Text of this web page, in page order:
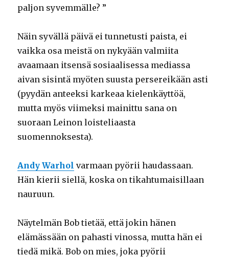
paljon syvemmälle? ”
Näin syvällä päivä ei tunnetusti paista, ei
vaikka osa meistä on nykyään valmiita
avaamaan itsensä sosiaalisessa mediassa
aivan sisintä myöten suusta persereikään asti
(pyydän anteeksi karkeaa kielenkäyttöä,
mutta myös viimeksi mainittu sana on
suoraan Leinon loisteliaasta
suomennoksesta).
Andy Warhol varmaan pyörii haudassaan.
Hän kierii siellä, koska on tikahtumaisillaan
nauruun.
Näytelmän Bob tietää, että jokin hänen
elämässään on pahasti vinossa, mutta hän ei
tiedä mikä. Bob on mies, joka pyörii